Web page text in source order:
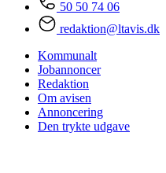
50 50 74 06
redaktion@ltavis.dk
Kommunalt
Jobannoncer
Redaktion
Om avisen
Annoncering
Den trykte udgave